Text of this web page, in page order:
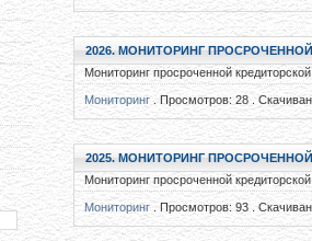
2026. МОНИТОРИНГ
Мониторинг просроченной
Мониторинг . Просмотров: 28 .
2025. МОНИТОРИНГ
Мониторинг просроченной
Мониторинг . Просмотров: 93 .